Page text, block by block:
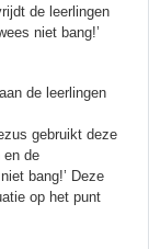
de leerlingen
niet bang!’
de leerlingen
gebruikt deze
en de
bang!’ Deze
op het punt